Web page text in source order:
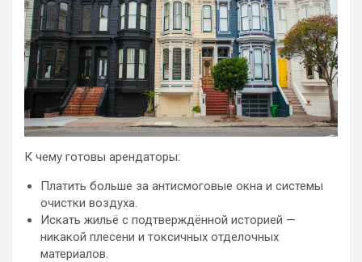
К чему готовы арендаторы:
Платить больше за антисмоговые окна и системы
очистки воздуха.
Искать жильё с подтверждённой историей —
никакой плесени и токсичных отделочных
материалов.